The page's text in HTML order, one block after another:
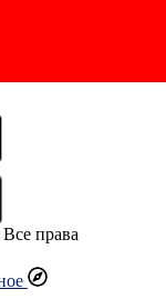
права